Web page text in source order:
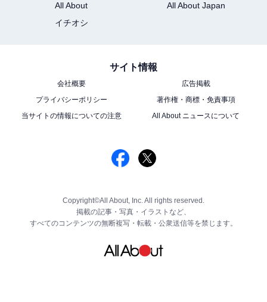
All About
All About Japan
イチオシ
サイト情報
会社概要
広告掲載
プライバシーポリシー
著作権・商標・免責事項
当サイトの情報についての注意
All About ニュースについて
Copyright©All About, Inc. All rights reserved.
掲載の記事・写真・イラストなど、
すべてのコンテンツの無断複写・転載・公衆送信等を禁じます。